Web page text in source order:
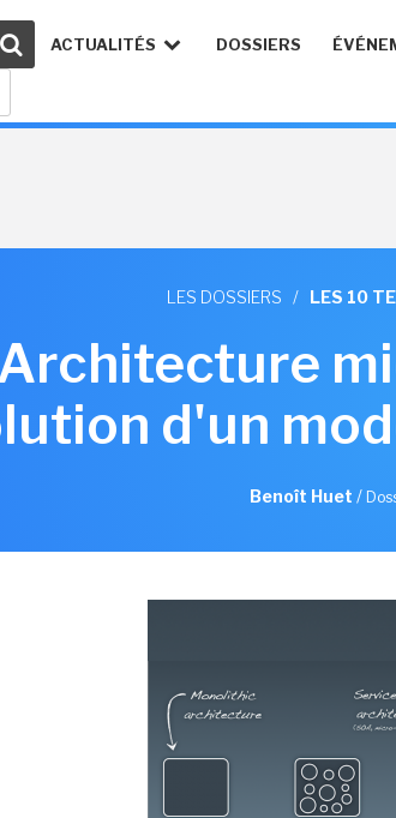
ACTUALITÉS DOSSIERS
LES DOSSIERS / LES 10
d'un
Benoît Huet /